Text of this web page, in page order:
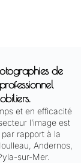
de
et en efficacité
l’image est
rapport à la
Andernos,
sur-Mer.